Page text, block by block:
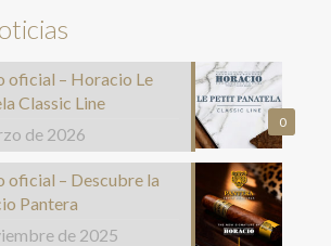
0
oficial – Horacio Le
Classic Line
de 2026
oficial – Descubre la
Pantera
de 2025